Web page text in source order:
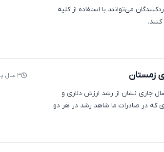
می‌توانند با استفاده از کلیه
۳ سال پیش
عملکرد تجاری ایران در 10 ماه سال جاری نشان از رشد ارزش دلاری و
که در صادرات ما شاهد رشد در هر دو